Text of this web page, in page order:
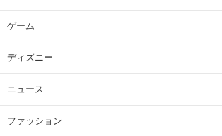
ゲーム
ディズニー
ニュース
ファッション